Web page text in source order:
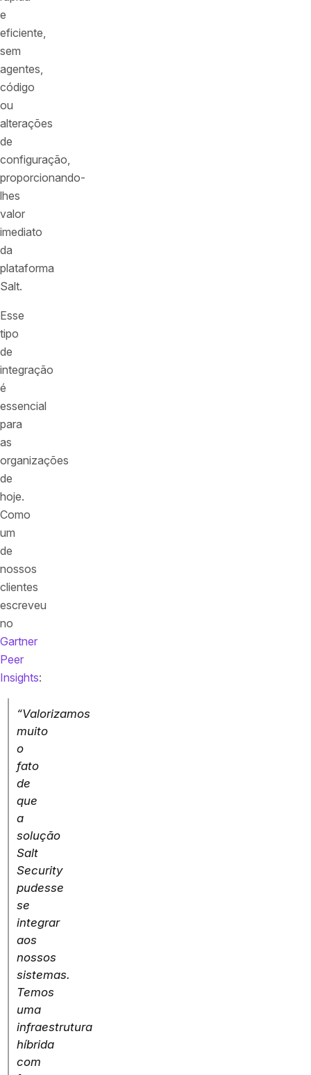
e
eficiente,
sem
agentes,
código
ou
alterações
de
configuração,
proporcionando-
lhes
valor
imediato
da
plataforma
Salt.
Esse
tipo
de
integração
é
essencial
para
as
organizações
de
hoje.
Como
um
de
nossos
clientes
escreveu
no
Gartner
Peer
Insights:
“Valorizamos
muito
o
fato
de
que
a
solução
Salt
Security
pudesse
se
integrar
aos
nossos
sistemas.
Temos
uma
infraestrutura
híbrida
com